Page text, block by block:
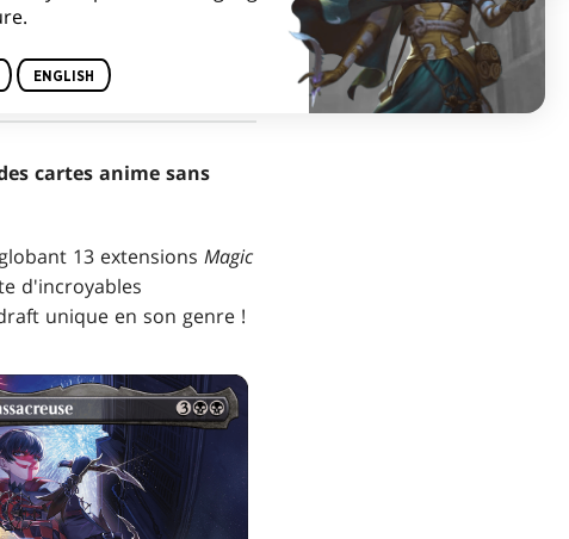
cartes anime sans
13 extensions Magic
d'incroyables
unique en son genre !
ENGLISH